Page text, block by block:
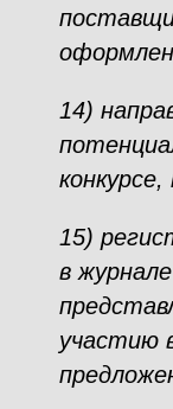
14)
15)
в
участию